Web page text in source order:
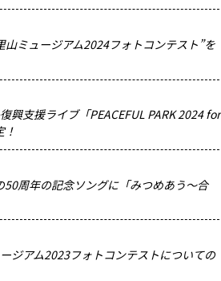
山ミュージアム2024フォトコンテスト”を
興支援ライブ「PEACEFUL PARK 2024 for
！
50周年の記念ソングに「みつめあう〜合
ジアム2023フォトコンテストについての